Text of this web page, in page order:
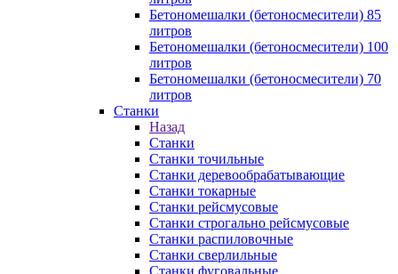
Бетономешалки (бетоносмесители) 85
литров
Бетономешалки (бетоносмесители) 100
литров
Бетономешалки (бетоносмесители) 70
литров
Станки
Назад
Станки
Станки точильные
Станки деревообрабатывающие
Станки токарные
Станки рейсмусовые
Станки строгально рейсмусовые
Станки распиловочные
Станки сверлильные
Станки фуговальные